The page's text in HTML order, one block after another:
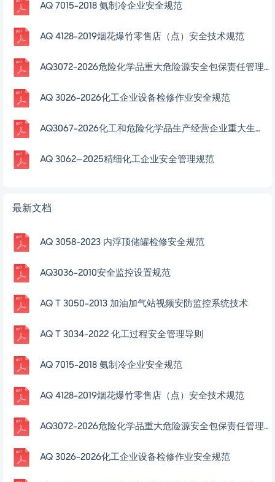
AQ 7015-2018 氨制冷企业安全规范
AQ 4128-2019烟花爆竹零售店（点）安全技术规范
AQ3072-2026危险化学品重大危险源安全包保责任管理要求
AQ 3026-2026化工企业设备检修作业安全规范
AQ3067-2026化工和危险化学品生产经营企业重大生产安全事故隐患判定准则
AQ 3062—2025精细化工企业安全管理规范
最新文档
AQ 3058-2023 内浮顶储罐检修安全规范
AQ3036-2010安全监控设置规范
AQ T 3050-2013 加油加气站视频安防监控系统技术
AQ T 3034-2022 化工过程安全管理导则
AQ 7015-2018 氨制冷企业安全规范
AQ 4128-2019烟花爆竹零售店（点）安全技术规范
AQ3072-2026危险化学品重大危险源安全包保责任管理要求
AQ 3026-2026化工企业设备检修作业安全规范